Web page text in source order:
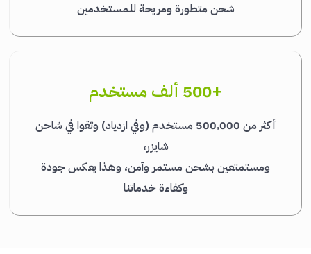
شحن متطورة ومريحة للمستخدمين
+500 ألف مستخدم
أكثر من 500,000 مستخدم (وفي ازدياد) وثقوا في شاحن
شايزر،
ومستمتعين بشحن مستمر وآمن، وهذا يعكس جودة
وكفاءة خدماتنا